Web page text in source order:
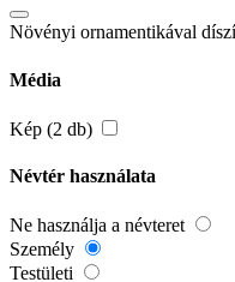
Növényi ornamentikával
Média
Kép (2 db)
Névtér használata
Ne használja a névteret
Személy
Testületi